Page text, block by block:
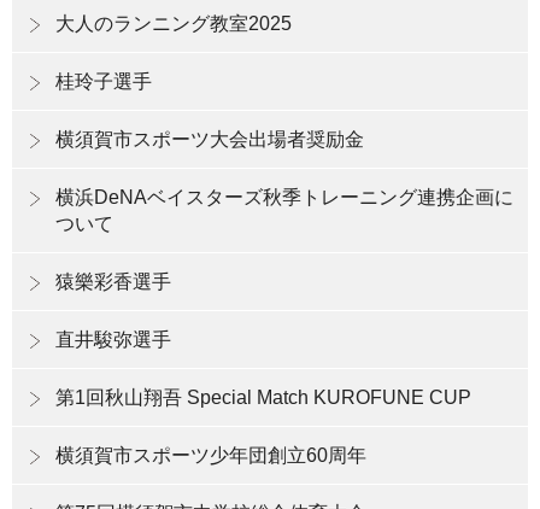
大人のランニング教室2025
桂玲子選手
横須賀市スポーツ大会出場者奨励金
横浜DeNAベイスターズ秋季トレーニング連携企画に
ついて
猿樂彩香選手
直井駿弥選手
第1回秋山翔吾 Special Match KUROFUNE CUP
横須賀市スポーツ少年団創立60周年